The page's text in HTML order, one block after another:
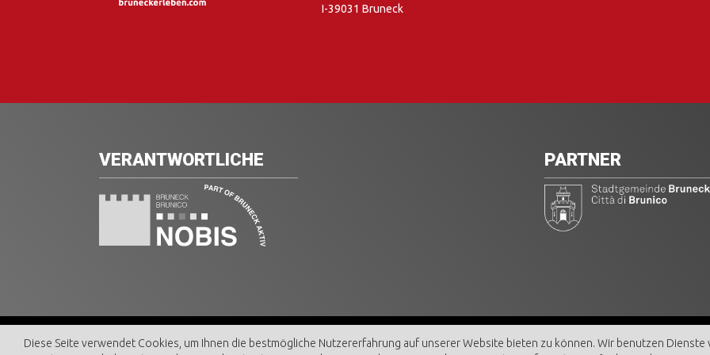
I-39031 Bruneck
VERANTWORTLICHE PARTNER
© BRUNECK AKTIV GmbH | MwSt. Nr. 00462350216
Diese Seite verwendet Cookies, um Ihnen die bestmögliche Nutzererfahrung auf unserer Website bieten zu können. Wir benutzen